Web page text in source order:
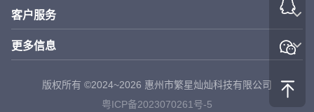
客户服务
更多信息
版权所有 ©2024~2026 惠州市繁星灿灿科技有限公司
粤ICP备2023070261号-5